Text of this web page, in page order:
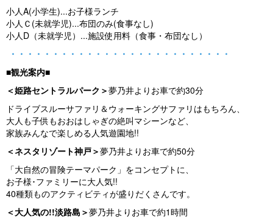
小人A(小学生)...お子様ランチ
小人Ｃ(未就学児)...布団のみ(食事なし)
小人D（未就学児）...施設使用料（食事・布団なし）
・・・・・・・・・・・・・・・・・・・・・・・・・・
■観光案内■
＜姫路セントラルパーク＞夢乃井よりお車で約30分
ドライブスルーサファリ＆ウォーキングサファリはもちろん、
大人も子供もおおはしゃぎの絶叫マシーンなど、
家族みんなで楽しめる人気遊園地!!
＜ネスタリゾート神戸＞夢乃井よりお車で約50分
「大自然の冒険テーマパーク」をコンセプトに、
お子様･ファミリーに大人気!!
40種類ものアクティビティが盛りだくさんです。
＜大人気の!!淡路島＞夢乃井よりお車で約1時間